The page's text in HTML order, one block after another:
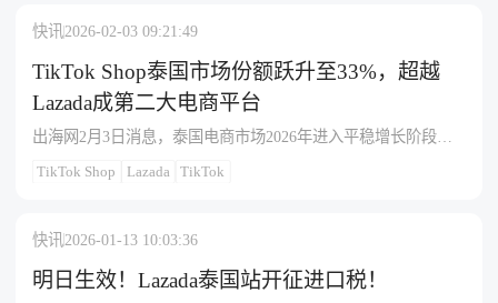
品驱动型电子商务的崛起》的报告相符，指出消费者通过电商
约30%，预计到2030年将达到55%。这表明泰国消费者呈现出明
显的“升级消费”倾向，更愿意提高预算购买可信赖品牌的高品质
产品。这一趋势在Lazada近期的12.12大促中同样得到印证：活
动期间，LazMall品牌商品的销售额同比增长51%，平均订单价
等品类的正品品牌产品，持续成为高端市场增长的主要驱动
购物行为。Lazada泰国首席执行官Waristha Kiatphinyochai表示，
销的竞争阶段。
快讯2026-02-03 09:21:49
TikTok Shop泰国市场份额跃升至33%，超越
Lazada成第二大电商平台
出海网2月3日消息，泰国电商市场2026年进入平稳增长阶段，
7%。Shopee以48%市场份额保持领先，TikTok Shop凭借“娱乐
33%，超越Lazada成为第二大平台，而Lazada份额则从25%下滑
至18%。泰国网民规模达6780万，96.2%的16岁以上受访者每周
至少网购一次，消费趋势从“低价驱动”转向“价值驱动”，超80%
TikTok Shop Lazada TikTok
快讯 2026-01-13 10:03:36
明日生效！Lazada泰国站开征进口税！